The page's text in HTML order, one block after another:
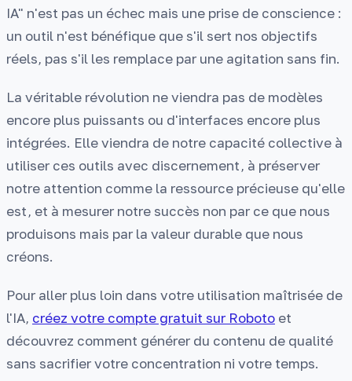
IA" n'est pas un échec mais une prise de conscience :
un outil n'est bénéfique que s'il sert nos objectifs
réels, pas s'il les remplace par une agitation sans fin.
La véritable révolution ne viendra pas de modèles
encore plus puissants ou d'interfaces encore plus
intégrées. Elle viendra de notre capacité collective à
utiliser ces outils avec discernement, à préserver
notre attention comme la ressource précieuse qu'elle
est, et à mesurer notre succès non par ce que nous
produisons mais par la valeur durable que nous
créons.
Pour aller plus loin dans votre utilisation maîtrisée de
l'IA, créez votre compte gratuit sur Roboto et
découvrez comment générer du contenu de qualité
sans sacrifier votre concentration ni votre temps.